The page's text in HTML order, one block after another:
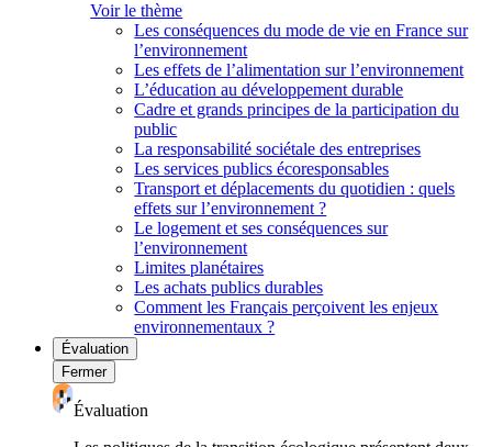
Voir le thème
Les conséquences du mode de vie en France sur
l’environnement
Les effets de l’alimentation sur l’environnement
L’éducation au développement durable
Cadre et grands principes de la participation du
public
La responsabilité sociétale des entreprises
Les services publics écoresponsables
Transport et déplacements du quotidien : quels
effets sur l’environnement ?
Le logement et ses conséquences sur
l’environnement
Limites planétaires
Les achats publics durables
Comment les Français perçoivent les enjeux
environnementaux ?
Évaluation
Fermer
Évaluation